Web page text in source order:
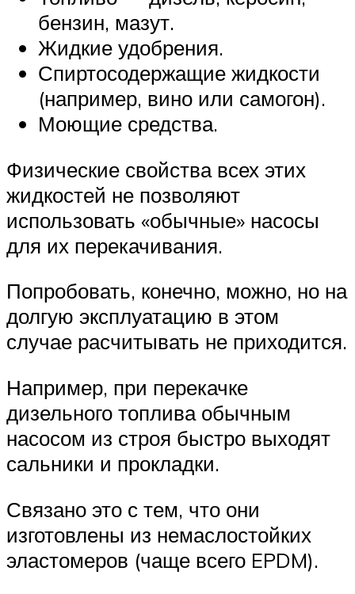
бензин, мазут.
Жидкие удобрения.
Спиртосодержащие жидкости
(например, вино или самогон).
Моющие средства.
Физические свойства всех этих
жидкостей не позволяют
использовать «обычные» насосы
для их перекачивания.
Попробовать, конечно, можно, но на
долгую эксплуатацию в этом
случае расчитывать не приходится.
Например, при перекачке
дизельного топлива обычным
насосом из строя быстро выходят
сальники и прокладки.
Связано это с тем, что они
изготовлены из немаслостойких
эластомеров (чаще всего EPDM).